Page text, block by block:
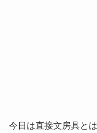
今日は直接文房具と